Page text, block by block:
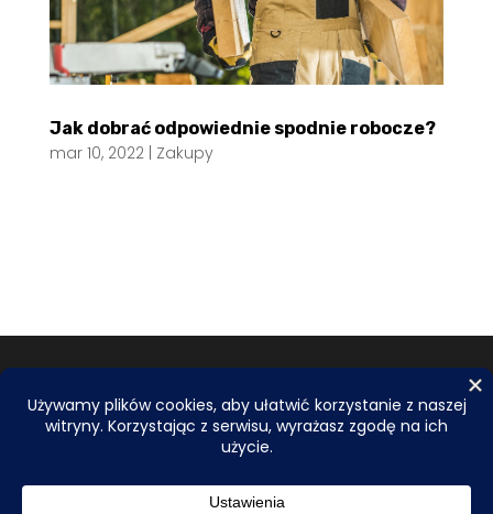
Jak dobrać odpowiednie spodnie robocze?
mar 10, 2022| Zakupy
Do tworzenia tekstów i obrazów wykorzystujemy
dlatego przed publikacją wszystkie informacje są